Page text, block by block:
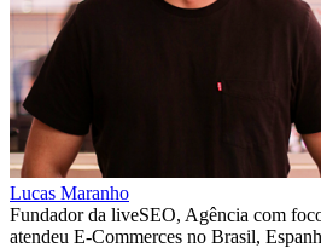
Lucas Maranho
Fundador da liveSEO, Agência com
atendeu E-Commerces no Brasil,